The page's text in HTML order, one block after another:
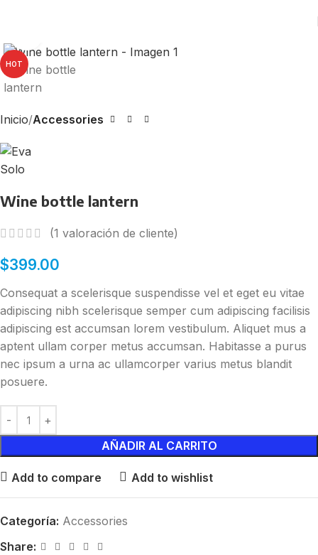
HOT
Inicio Accessories
Wine bottle lantern
(1 valoración de cliente)
$399.00
Consequat a scelerisque suspendisse vel et eget eu vitae
adipiscing nibh scelerisque semper cum adipiscing facilisis
adipiscing est accumsan lorem vestibulum. Aliquet mus a
aptent ullam corper metus accumsan. Habitasse a purus
nec ipsum a urna ac ullamcorper varius metus blandit
posuere.
AÑADIR AL CARRITO
Add to compare Add to wishlist
Categoría: Accessories
Share: